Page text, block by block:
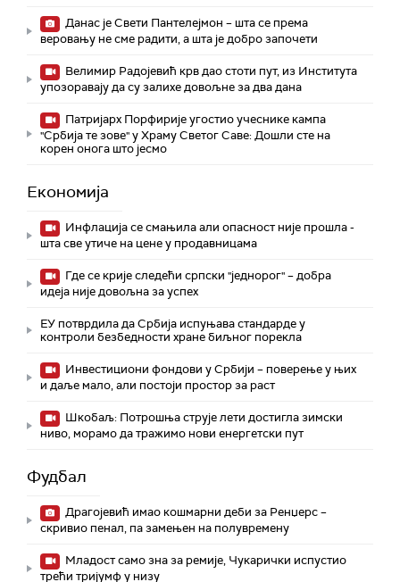
Данас је Свети Пантелејмон – шта се према
веровању не сме радити, а шта је добро започети
Велимир Радојевић крв дао стоти пут, из Института
упозоравају да су залихе довољне за два дана
Патријарх Порфирије угостио учеснике кампа
"Србија те зове" у Храму Светог Саве: Дошли сте на
корен онога што јесмо
Економија
Инфлација се смањила али опасност није прошла -
шта све утиче на цене у продавницама
Где се крије следећи српски "једнорог" – добра
идеја није довољна за успех
ЕУ потврдила да Србија испуњава стандарде у
контроли безбедности хране биљног порекла
Инвестициони фондови у Србији – поверење у њих
и даље мало, али постоји простор за раст
Шкобаљ: Потрошња струје лети достигла зимски
ниво, морамо да тражимо нови енергетски пут
Фудбал
Драгојевић имао кошмарни деби за Ренџерс –
скривио пенал, па замењен на полувремену
Младост само зна за ремије, Чукарички испустио
трећи тријумф у низу